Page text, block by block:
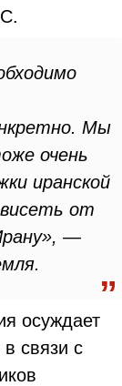
Мы
очень
иранской
от
—
осуждает
связи с